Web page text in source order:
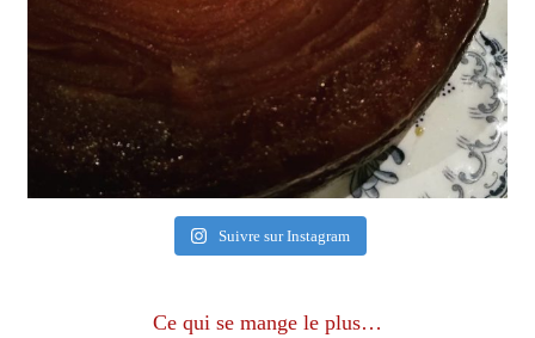
Suivre sur Instagram
Ce qui se mange le plus…